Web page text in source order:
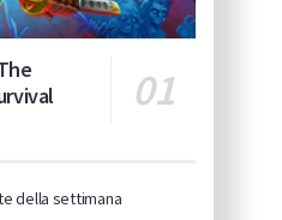
della settimana